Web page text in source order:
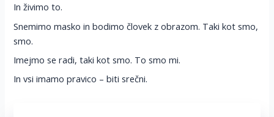
In živimo to.
Snemimo masko in bodimo človek z obrazom. Taki kot smo,
smo.
Imejmo se radi, taki kot smo. To smo mi.
In vsi imamo pravico – biti srečni.